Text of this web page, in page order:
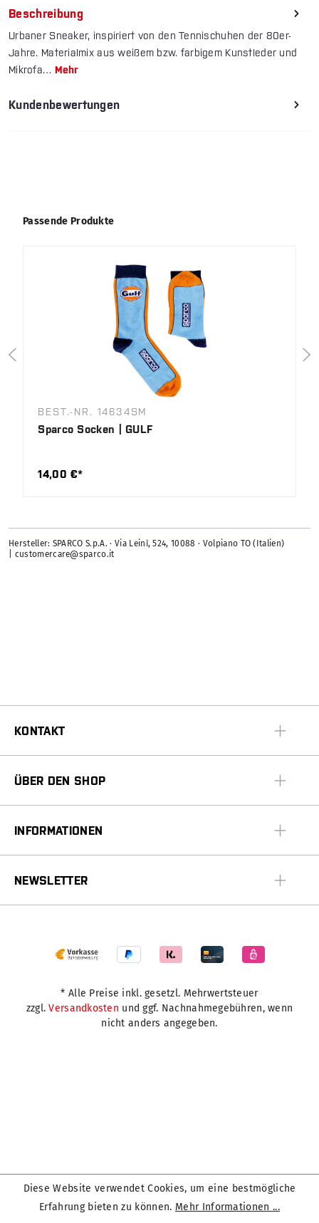
Beschreibung
Urbaner Sneaker, inspiriert von den Tennischuhen der 80er-
Jahre. Materialmix aus weißem bzw. farbigem Kunstleder und
Mikrofa… Mehr
Kundenbewertungen
Produktgalerie überspringen
Passende Produkte
BEST.-NR. 14634SM
Sparco Socken | GULF
14,00 €*
Hersteller: SPARCO S.p.A. · Via Leinì, 524, 10088 · Volpiano TO (Italien)
| customercare@sparco.it
KONTAKT
ÜBER DEN SHOP
INFORMATIONEN
NEWSLETTER
* Alle Preise inkl. gesetzl. Mehrwertsteuer
zzgl.Versandkosten und ggf. Nachnahmegebühren, wenn
nicht anders angegeben.
Diese Website verwendet Cookies, um eine bestmögliche
Erfahrung bieten zu können. Mehr Informationen ...